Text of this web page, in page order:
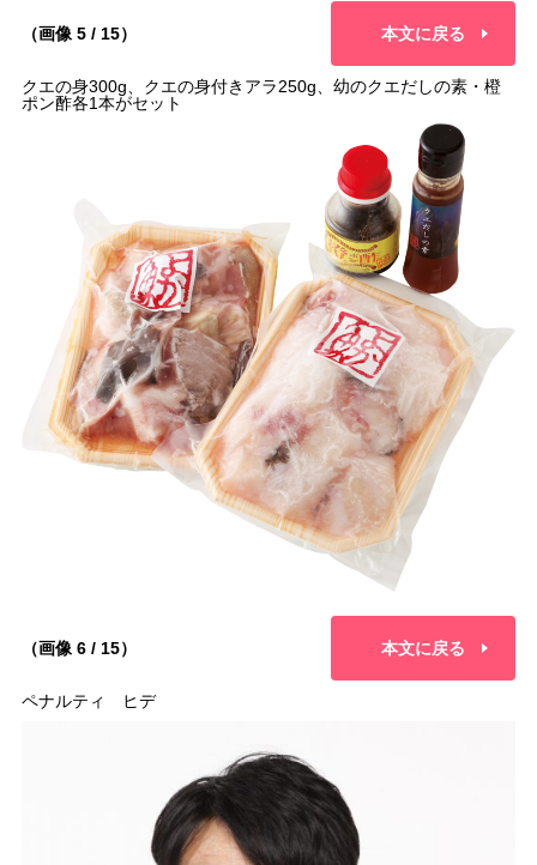
（画像 5 / 15） 本文に戻る
クエの身300g、クエの身付きアラ250g、幼のクエだしの素・橙
ポン酢各1本がセット
（画像 6 / 15） 本文に戻る
ペナルティ ヒデ